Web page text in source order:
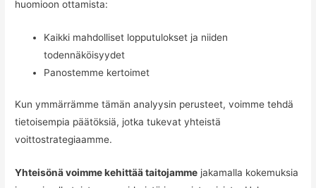
huomioon ottamista:
Kaikki mahdolliset lopputulokset ja niiden
todennäköisyydet
Panostemme kertoimet
Kun ymmärrämme tämän analyysin perusteet, voimme tehdä
tietoisempia päätöksiä, jotka tukevat yhteistä
voittostrategiaamme.
Yhteisönä voimme kehittää taitojamme jakamalla kokemuksia